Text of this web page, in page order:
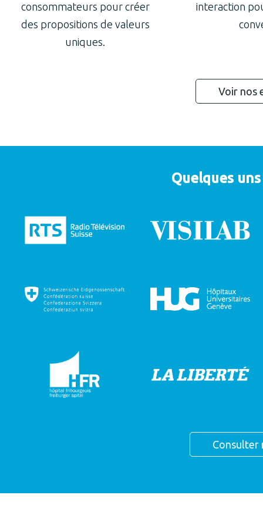
consommateurs pour créer
des propositions de valeurs
uniques.
interaction
Voir nos
Quelques
Consulter